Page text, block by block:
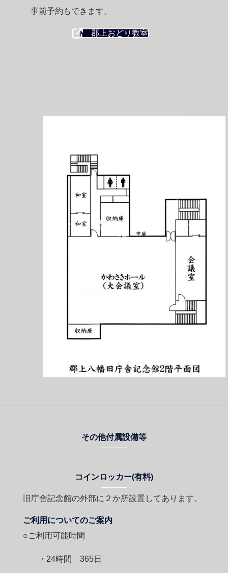
事前予約もできます。
郡上おどり教室
その他付属設備等
コインロッカー(有料)
旧庁舎記念館の外部に２か所設置してあります。
ご利用についてのご案内
○ご利用可能時間
・24時間 365日